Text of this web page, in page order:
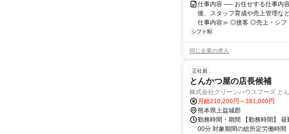
仕事内容 ── お任せする仕事内
後、スタッフ育成や売上管理な
仕事内容≫ ◎接客 ◎売上・シフ
シフト制
同じ企業の求人
正社員
とんかつ屋の店長候補
株式会社グリーンハウスフーズ と
月給210,200円～381,000円
熊本県上益城郡
勤務時間・期間 【勤務時間】
00分 対象期間の総所定労働時